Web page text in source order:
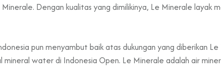
Dengan kualitas yang dimilikinya, Le Minerale layak
pun menyambut baik atas dukungan yang diberikan
water di Indonesia Open. Le Minerale adalah air